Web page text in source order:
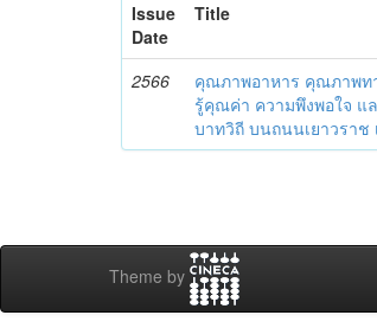
Issue
Date
Title
2566
คุณภาพอาหาร คุณภาพท
รู้คุณค่า ความพึงพอใจ แ
บาทวิถี บนถนนเยาวราช
Theme by